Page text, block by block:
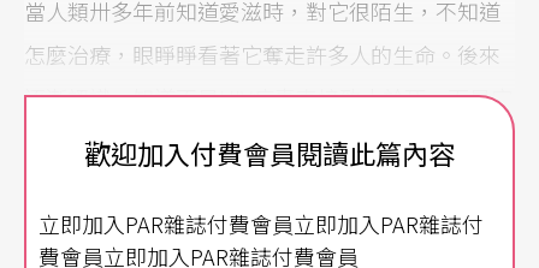
當人類卅多年前知道愛滋時，對它很陌生，不知道
怎麼治療，眼睜睜看著它奪走許多人的生命。後來
逐漸認識，知道不是HIV病毒直接致人於死，而是它
會破壞免疫力，讓身體防護大開，任何疾病都會變
那是一段人類醫療史上的浩劫，留下幾個重大影
歡迎加入付費會員閱讀此篇內容
立即加入PAR雜誌付費會員立即加入PAR雜誌付
費會員立即加入PAR雜誌付費會員